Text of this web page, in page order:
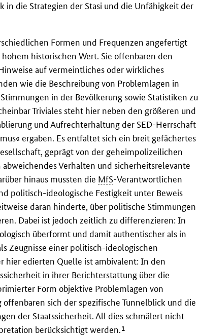
in die Strategien der Stasi und die Unfähigkeit der
Formen und Frequenzen angefertigt
historischen Wert. Sie offenbaren den
auf vermeintliches oder wirkliches
wie die Beschreibung von Problemlagen in
in der Bevölkerung sowie Statistiken zu
Triviales steht hier neben den größeren und
und Aufrechterhaltung der SED-Herrschaft
ergaben. Es entfaltet sich ein breit gefächertes
geprägt von der geheimpolizeilichen
Verhalten und sicherheitsrelevante
hinaus mussten die MfS-Verantwortlichen
politisch-ideologische Festigkeit unter Beweis
daran hinderte, über politische Stimmungen
Dabei ist jedoch zeitlich zu differenzieren: In
überformt und damit authentischer als in
Zeugnisse einer politisch-ideologischen
hier edierten Quelle ist ambivalent: In den
in ihrer Berichterstattung über die
Form objektive Problemlagen von
sich der spezifische Tunnelblick und die
der Staatssicherheit. All dies schmälert nicht
berücksichtigt werden.1